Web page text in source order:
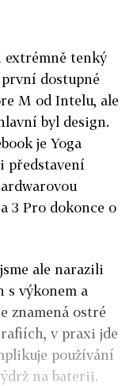
extrémně tenký
první dostupné
M od Intelu, ale
byl design.
je Yoga
představení
3 Pro dokonce o
ale narazili
s výkonem a
znamená ostré
v praxi jde
používání
na baterii.